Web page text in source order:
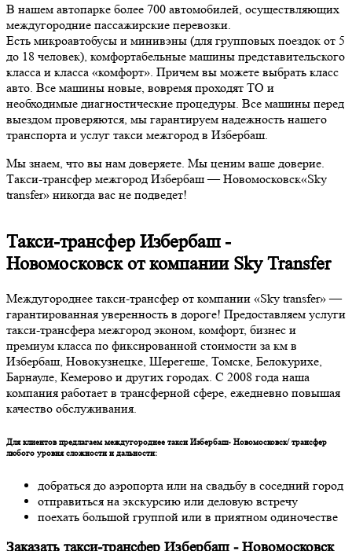
В нашем автопарке более 700 автомобилей, осуществляющих
междугородние пассажирские перевозки.
Есть микроавтобусы и минивэны (для групповых поездок от 5
до 18 человек), комфортабельные машины представительского
класса и класса «комфорт». Причем вы можете выбрать класс
авто. Все машины новые, вовремя проходят ТО и
необходимые диагностические процедуры. Все машины перед
выездом проверяются, мы гарантируем надежность нашего
транспорта и услуг такси межгород в Избербаш.
Мы знаем, что вы нам доверяете. Мы ценим ваше доверие.
Такси-трансфер межгород Избербаш — Новомосковск«Sky
transfer» никогда вас не подведет!
Такси-трансфер Избербаш -
Новомосковск от компании Sky Transfer
Междугороднее такси-трансфер от компании «Sky transfer» —
гарантированная уверенность в дороге! Предоставляем услуги
такси-трансфера межгород эконом, комфорт, бизнес и
премиум класса по фиксированной стоимости за км в
Избербаш, Новокузнецке, Шерегеше, Томске, Белокурихе,
Барнауле, Кемерово и других городах. С 2008 года наша
компания работает в трансферной сфере, ежедневно повышая
качество обслуживания.
Для клиентов предлагаем междугороднее такси Избербаш- Новомосковск/ трансфер
любого уровня сложности и дальности:
добраться до аэропорта или на свадьбу в соседний город
отправиться на экскурсию или деловую встречу
поехать большой группой или в приятном одиночестве